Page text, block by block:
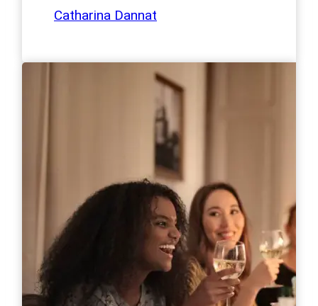
Catharina Dannat